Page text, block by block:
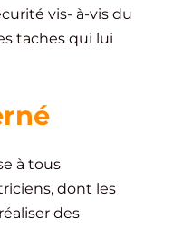
vis- à-vis du
taches qui lui
à tous
dont les
des